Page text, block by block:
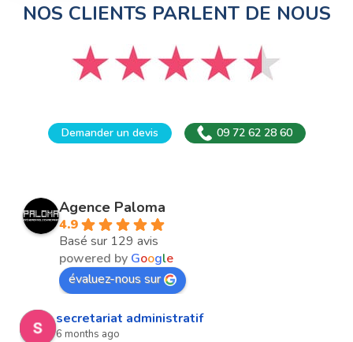
NOS CLIENTS PARLENT DE NOUS
Demander un devis 09 72 62 28 60
Agence Paloma
4.9
Basé sur 129 avis
powered by Google
évaluez-nous sur
secretariat administratif
6 months ago